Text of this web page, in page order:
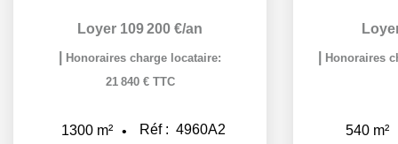
Loyer 109 200 €/an
Honoraires charge locataire:
21 840 € TTC
1300 m² Réf : 4960A2
Honoraires
540 m²